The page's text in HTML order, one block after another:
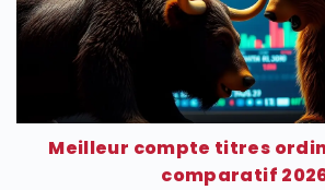
Meilleur compte titres
comparatif